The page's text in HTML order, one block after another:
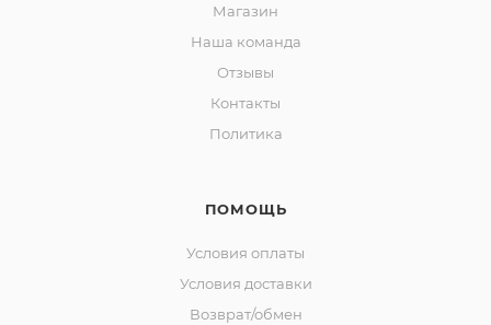
Магазин
Наша команда
Отзывы
Контакты
Политика
ПОМОЩЬ
Условия оплаты
Условия доставки
Возврат/обмен